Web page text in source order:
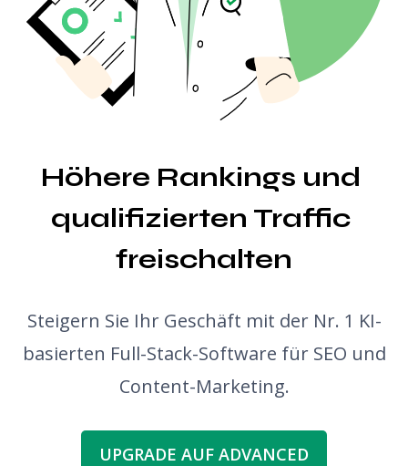
Snippet-Vorschau
Blogpost-Ideen-Generator
Höhere Rankings und
qualifizierten Traffic
freischalten
Steigern Sie Ihr Geschäft mit der Nr. 1 KI-
basierten Full-Stack-Software für SEO und
Content-Marketing.
UPGRADE AUF ADVANCED